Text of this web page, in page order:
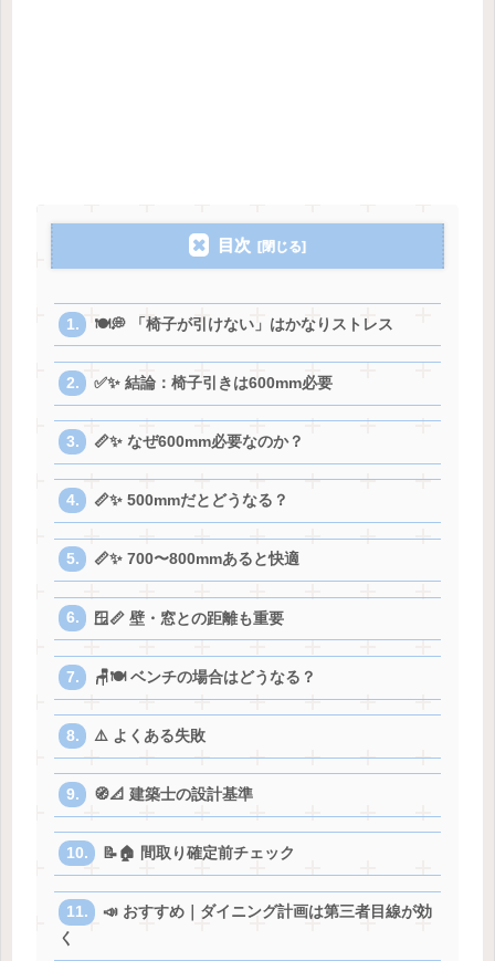
目次
🍽️💭 「椅子が引けない」はかなりストレス
✅✨ 結論：椅子引きは600mm必要
📏✨ なぜ600mm必要なのか？
📏✨ 500mmだとどうなる？
📏✨ 700〜800mmあると快適
🪟📏 壁・窓との距離も重要
🪑🍽️ ベンチの場合はどうなる？
⚠️ よくある失敗
🧭📐 建築士の設計基準
📝🏠 間取り確定前チェック
📣 おすすめ｜ダイニング計画は第三者目線が効
く